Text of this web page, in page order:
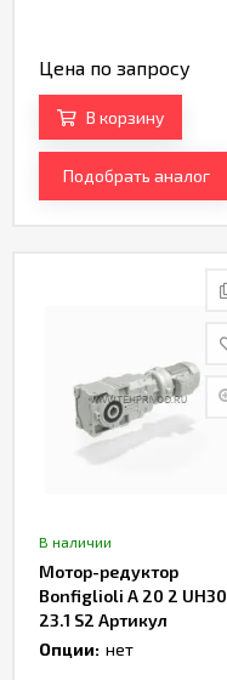
Цена по запросу
В корзину
Подобрать аналог
В наличии
Мотор-редуктор
Bonfiglioli A 20 2 UH30
23.1 S2 Артикул
TH232984
Опции: нет